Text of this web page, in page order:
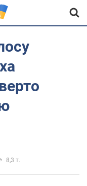
8,3 т.